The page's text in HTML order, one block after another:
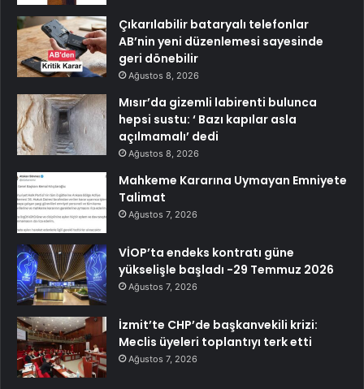
Çıkarılabilir bataryalı telefonlar
AB’nin yeni düzenlemesi sayesinde
geri dönebilir
Ağustos 8, 2026
Mısır’da gizemli labirenti bulunca
hepsi sustu: ‘ Bazı kapılar asla
açılmamalı’ dedi
Ağustos 8, 2026
Mahkeme Kararına Uymayan Emniyete
Talimat
Ağustos 7, 2026
VİOP’ta endeks kontratı güne
yükselişle başladı -29 Temmuz 2026
Ağustos 7, 2026
İzmit’te CHP’de başkanvekili krizi:
Meclis üyeleri toplantıyı terk etti
Ağustos 7, 2026